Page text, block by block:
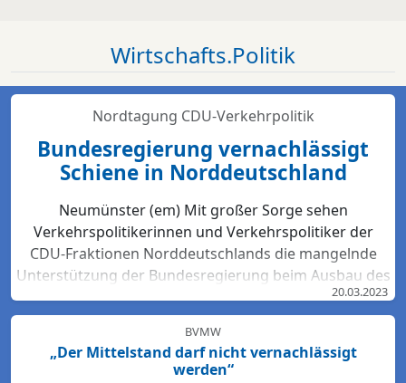
Wirtschafts.Politik
Nordtagung CDU-Verkehrpolitik
Bundesregierung vernachlässigt
Schiene in Norddeutschland
Neumünster (em) Mit großer Sorge sehen
Verkehrspolitikerinnen und Verkehrspolitiker der
CDU-Fraktionen Norddeutschlands die mangelnde
Unterstützung der Bundesregierung beim Ausbau des
Bahn-Netzes. Hartmut Bodeit, mobilitätspolitischer
Sprecher der bremischen CDUBürgerschaftsfraktion,
betont: „Die neuesten Bewertungen der DB Netz AG
lassen keinen Zweifel: Das Schienennetz ist in der
20.03.2023
BVMW
„Der Mittelstand darf nicht vernachlässigt
werden“